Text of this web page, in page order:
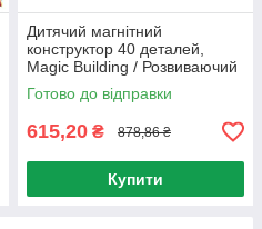
Дитячий магнітний
конструктор 40 деталей,
Magic Building / Розвиваючий
конструктор для дітей /
Конструктор 3D
Готово до відправки
615,20 ₴ 878,86 ₴
Купити